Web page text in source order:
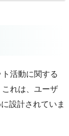
活動に関する
れは、ユーザ
設計されていま